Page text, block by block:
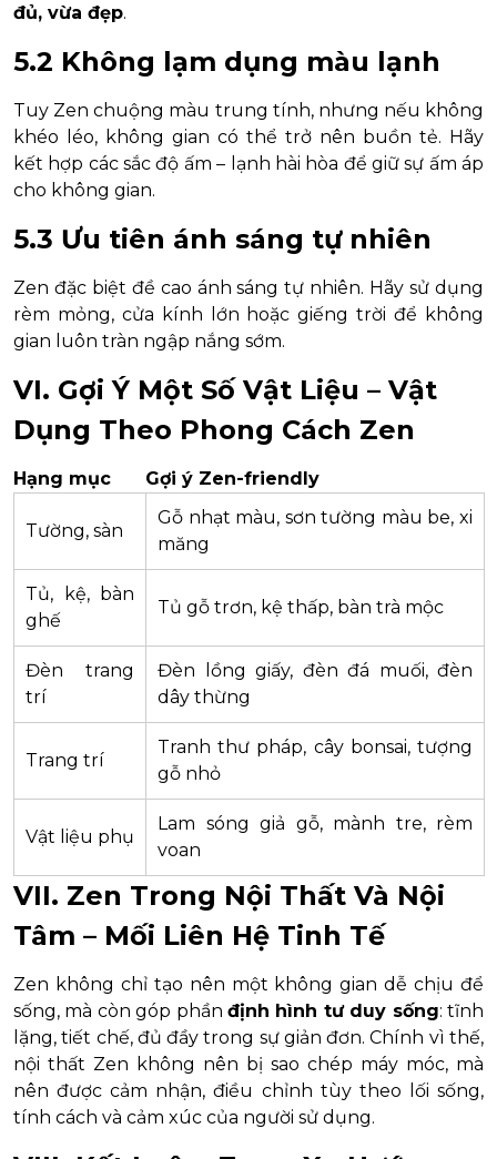
đủ, vừa đẹp.
5.2 Không lạm dụng màu lạnh
Tuy Zen chuộng màu trung tính, nhưng nếu không
khéo léo, không gian có thể trở nên buồn tẻ. Hãy
kết hợp các sắc độ ấm – lạnh hài hòa để giữ sự ấm áp
cho không gian.
5.3 Ưu tiên ánh sáng tự nhiên
Zen đặc biệt đề cao ánh sáng tự nhiên. Hãy sử dụng
rèm mỏng, cửa kính lớn hoặc giếng trời để không
gian luôn tràn ngập nắng sớm.
VI. Gợi Ý Một Số Vật Liệu – Vật
Dụng Theo Phong Cách Zen
Hạng mục Gợi ý Zen-friendly
Tường, sàn
Gỗ nhạt màu, sơn tường màu be, xi
măng
Tủ, kệ, bàn
ghế
Tủ gỗ trơn, kệ thấp, bàn trà mộc
Đèn trang
trí
Đèn lồng giấy, đèn đá muối, đèn
dây thừng
Trang trí
Tranh thư pháp, cây bonsai, tượng
gỗ nhỏ
Vật liệu phụ
Lam sóng giả gỗ, mành tre, rèm
voan
VII. Zen Trong Nội Thất Và Nội
Tâm – Mối Liên Hệ Tinh Tế
Zen không chỉ tạo nên một không gian dễ chịu để
sống, mà còn góp phần định hình tư duy sống: tĩnh
lặng, tiết chế, đủ đầy trong sự giản đơn. Chính vì thế,
nội thất Zen không nên bị sao chép máy móc, mà
nên được cảm nhận, điều chỉnh tùy theo lối sống,
tính cách và cảm xúc của người sử dụng.